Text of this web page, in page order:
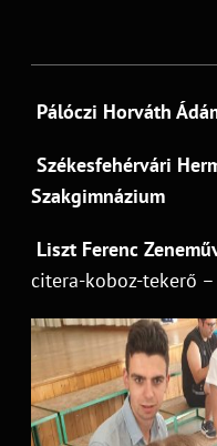
Pálóczi Horváth
Székesfehérvári
Szakgimnázium
Liszt Ferenc
citera-koboz-tekerő